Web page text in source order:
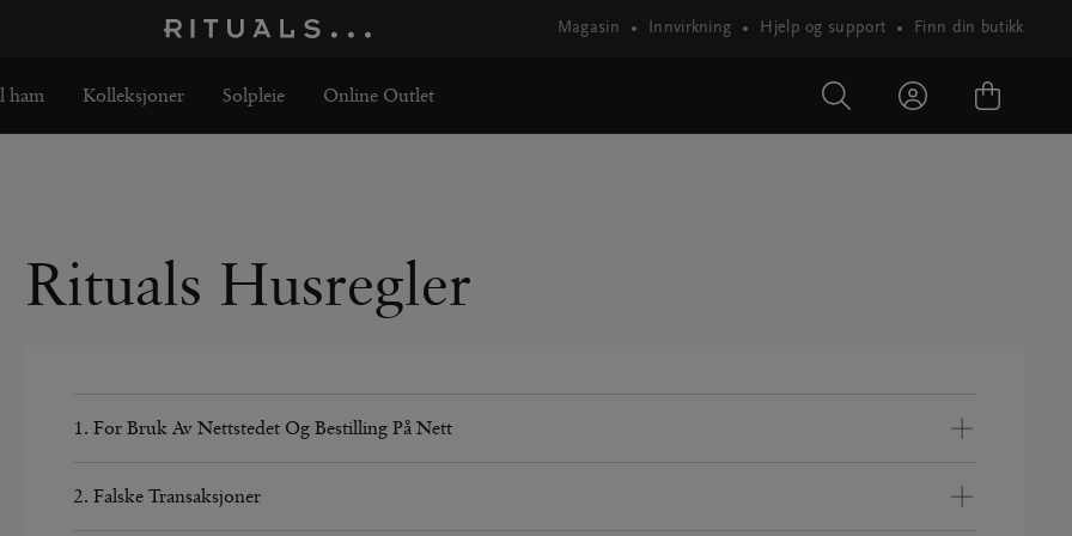
Magasin Innvirkning Hjelp og support Finn din butikk
ham Kolleksjoner Solpleie Online Outlet
Rituals Husregler
1. For Bruk Av Nettstedet Og Bestilling På Nett
kan finne informasjon om selskapet vårt, produktene våre og hvordan du bestiller fra oss. Når du bruker
2. Falske Transaksjoner